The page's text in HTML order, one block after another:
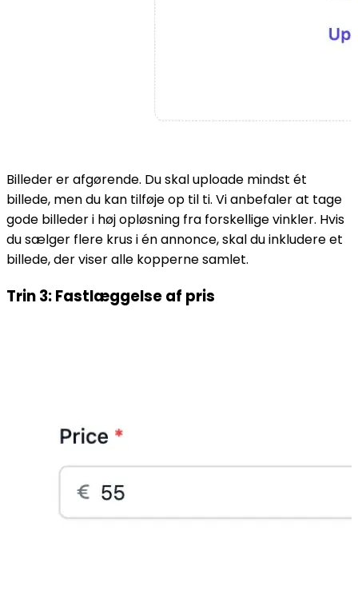
Billeder er afgørende. Du skal uploade mindst ét
billede, men du kan tilføje op til ti. Vi anbefaler at tage
gode billeder i høj opløsning fra forskellige vinkler. Hvis
du sælger flere krus i én annonce, skal du inkludere et
billede, der viser alle kopperne samlet.
Trin 3: Fastlæggelse af pris